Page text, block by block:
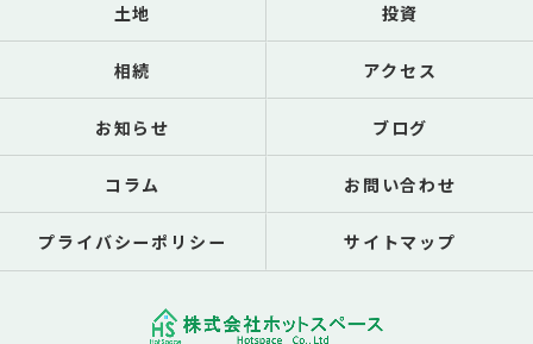
土地 投資
相続 アクセス
お知らせ ブログ
コラム お問い合わせ
プライバシーポリシー サイトマップ